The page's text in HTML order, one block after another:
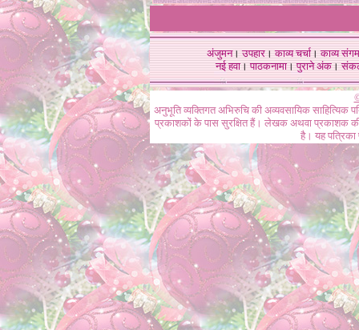
अंजुमन।उपहार।काव्य चर्चा।काव्य संगम
नई हवा। पाठकनामा। पुराने अंक।
अनुभूति व्यक्तिगत अभिरुचि की अव्यवसायिक
प्रकाशकों के पास सुरक्षित हैं। लेखक अथवा प्रकाशक की
है। यह पत्रिका